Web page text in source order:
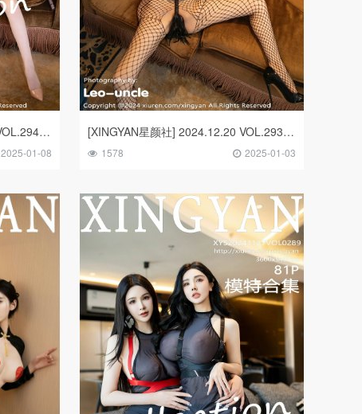
[XINGYAN星颜社] 2024.12.25 VOL.294 潘思沁
2025-01-08
[XINGYAN星颜社] 2024.12.20 VOL.293 潘思沁
1578 2025-01-03